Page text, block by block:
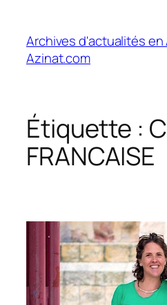
contenu
Archives d'actualités en
Azinat.com
Étiquette :
FRANCAISE